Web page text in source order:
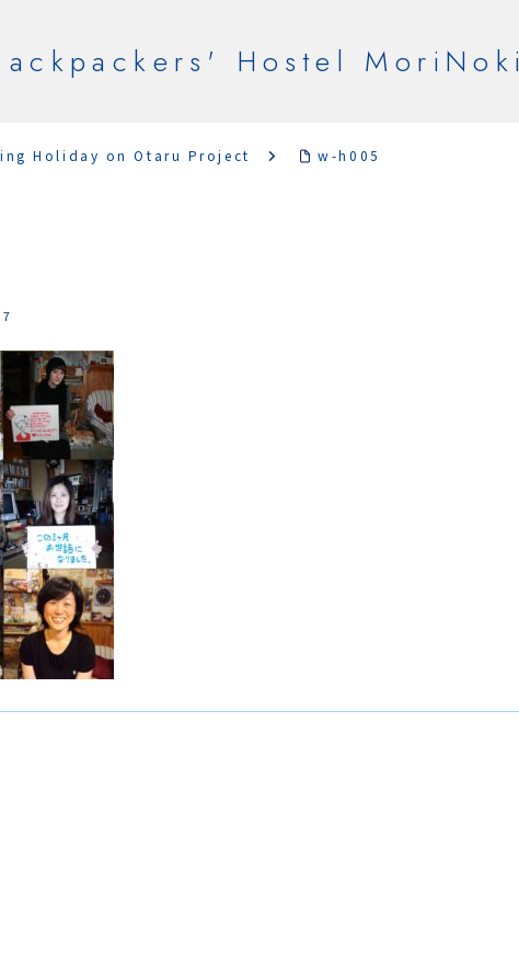
Hostel MoriNoki
Holiday on Otaru Project w-h005